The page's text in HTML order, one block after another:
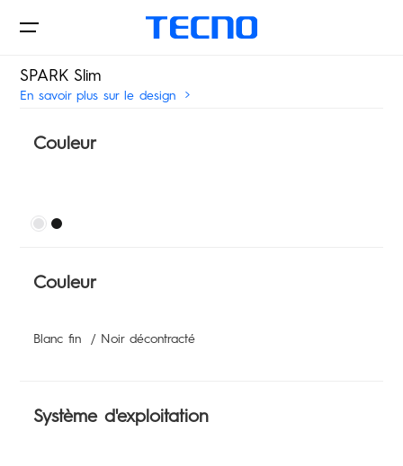
Téléphones
PHANTOM
POVA
Tablettes
SPARK Slim
En savoir plus sur le design
Couleur
Couleur
Blanc fin / Noir décontracté
Système d'exploitation